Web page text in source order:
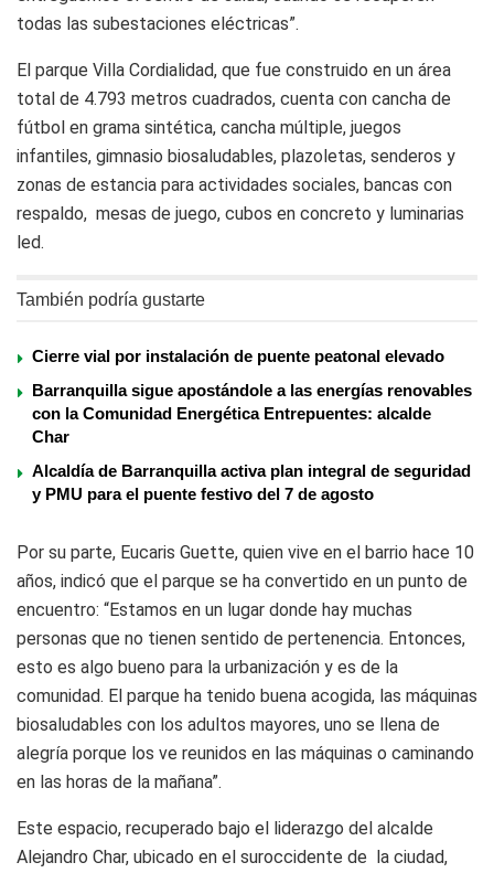
todas las subestaciones eléctricas”.
El parque Villa Cordialidad, que fue construido en un área
total de 4.793 metros cuadrados, cuenta con cancha de
fútbol en grama sintética, cancha múltiple, juegos
infantiles, gimnasio biosaludables, plazoletas, senderos y
zonas de estancia para actividades sociales, bancas con
respaldo, mesas de juego, cubos en concreto y luminarias
led.
También podría gustarte
Cierre vial por instalación de puente peatonal elevado
Barranquilla sigue apostándole a las energías renovables
con la Comunidad Energética Entrepuentes: alcalde
Char
Alcaldía de Barranquilla activa plan integral de seguridad
y PMU para el puente festivo del 7 de agosto
Por su parte, Eucaris Guette, quien vive en el barrio hace 10
años, indicó que el parque se ha convertido en un punto de
encuentro: “Estamos en un lugar donde hay muchas
personas que no tienen sentido de pertenencia. Entonces,
esto es algo bueno para la urbanización y es de la
comunidad. El parque ha tenido buena acogida, las máquinas
biosaludables con los adultos mayores, uno se llena de
alegría porque los ve reunidos en las máquinas o caminando
en las horas de la mañana”.
Este espacio, recuperado bajo el liderazgo del alcalde
Alejandro Char, ubicado en el suroccidente de la ciudad,